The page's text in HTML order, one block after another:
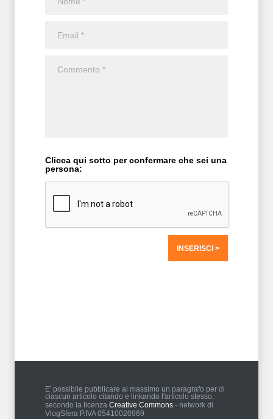
Clicca qui sotto per confermare che sei una
persona:
E' possibile pubblicare al massimo un paragrafo per di
ciascun articolo citando e linkando l'articolo stesso,
secondo la licenza Creative Commons - network di
VlogSfera P.IVA 05410020969